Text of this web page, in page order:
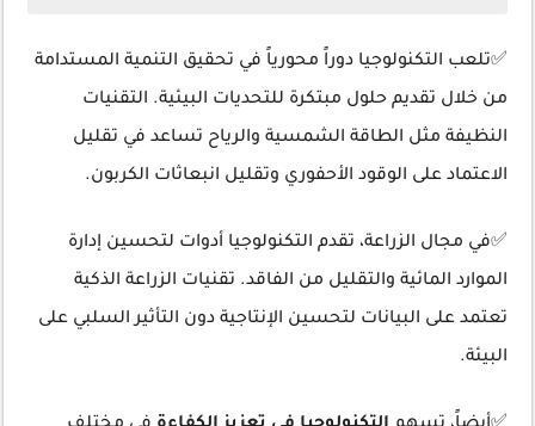
✅تلعب التكنولوجيا دوراً محورياً في تحقيق التنمية المستدامة
من خلال تقديم حلول مبتكرة للتحديات البيئية. التقنيات
النظيفة مثل الطاقة الشمسية والرياح تساعد في تقليل
الاعتماد على الوقود الأحفوري وتقليل انبعاثات الكربون.
✅في مجال الزراعة، تقدم التكنولوجيا أدوات لتحسين إدارة
الموارد المائية والتقليل من الفاقد. تقنيات الزراعة الذكية
تعتمد على البيانات لتحسين الإنتاجية دون التأثير السلبي على
البيئة.